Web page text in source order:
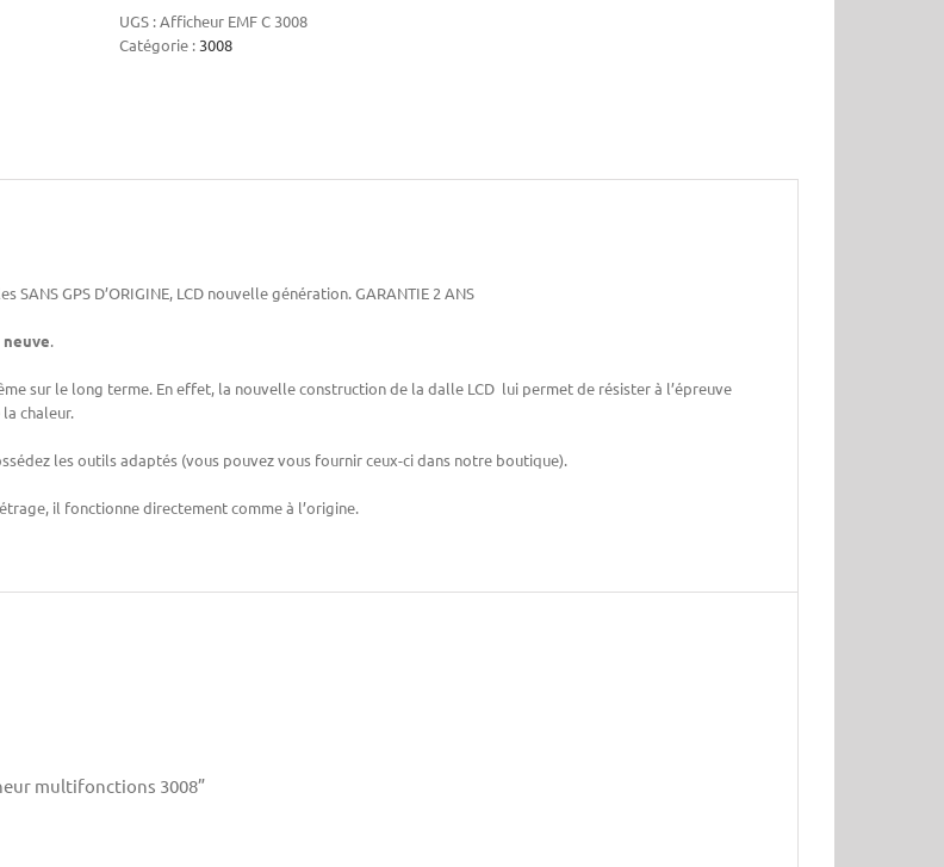
multifonctions
3008
UGS :Afficheur EMF C 3008
Catégorie : 3008
GPS D’ORIGINE, LCD nouvelle génération. GARANTIE 2 ANS
neuve.
sur le long terme. En effet, la nouvelle construction de la dalle LCD lui permet de résister à l’épreuve
chaleur.
les outils adaptés (vous pouvez vous fournir ceux-ci dans notre boutique).
il fonctionne directement comme à l’origine.
multifonctions 3008”